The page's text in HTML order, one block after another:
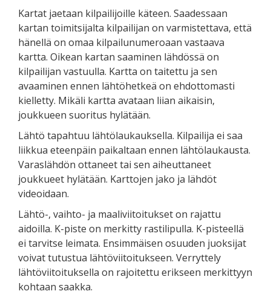
Kartat jaetaan kilpailijoille käteen. Saadessaan
kartan toimitsijalta kilpailijan on varmistettava, että
hänellä on omaa kilpailunumeroaan vastaava
kartta. Oikean kartan saaminen lähdössä on
kilpailijan vastuulla. Kartta on taitettu ja sen
avaaminen ennen lähtöhetkeä on ehdottomasti
kielletty. Mikäli kartta avataan liian aikaisin,
joukkueen suoritus hylätään.
Lähtö tapahtuu lähtölaukauksella. Kilpailija ei saa
liikkua eteenpäin paikaltaan ennen lähtölaukausta.
Varaslähdön ottaneet tai sen aiheuttaneet
joukkueet hylätään. Karttojen jako ja lähdöt
videoidaan.
Lähtö-, vaihto- ja maaliviitoitukset on rajattu
aidoilla. K-piste on merkitty rastilipulla. K-pisteellä
ei tarvitse leimata. Ensimmäisen osuuden juoksijat
voivat tutustua lähtöviitoitukseen. Verryttely
lähtöviitoituksella on rajoitettu erikseen merkittyyn
kohtaan saakka.